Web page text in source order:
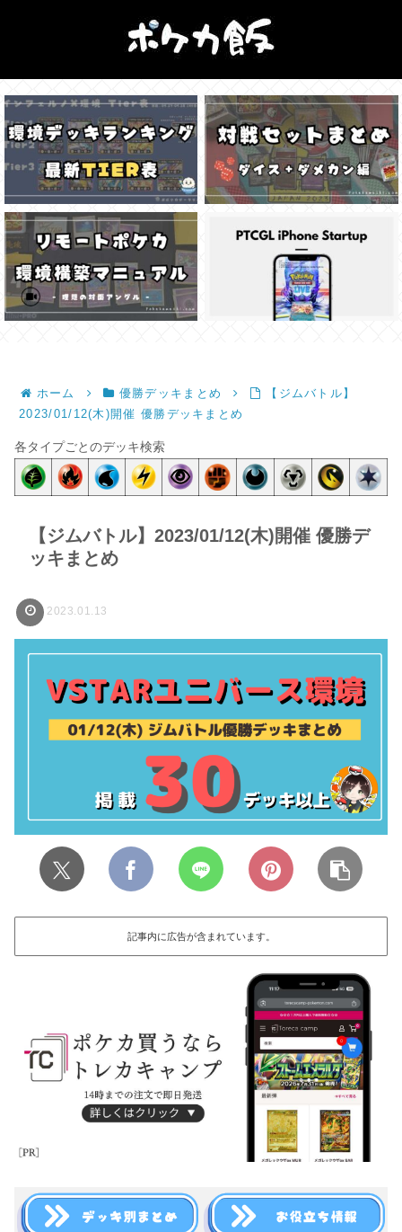
ホーム 優勝デッキまとめ
【ジムバトル】
2023/01/12(木)開催 優勝デッキまとめ
各タイプごとのデッキ検索
【ジムバトル】2023/01/12(木)開催 優勝デ
ッキまとめ
2023.01.13
記事内に広告が含まれています。